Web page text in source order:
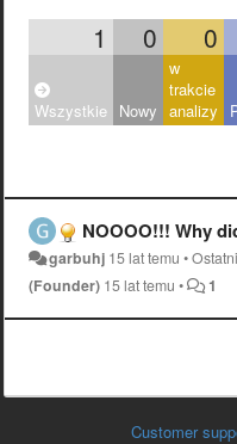
1 0 0
Wszystkie Nowy
w
trakcie
analizy
NOOOO!!! Why did you switch to that stupid
garbuhj 15 lat temu •
(Founder) 15 lat temu • 1
Customer